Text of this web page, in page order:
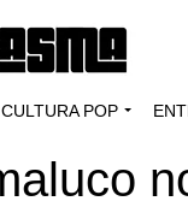
CULTURA POP